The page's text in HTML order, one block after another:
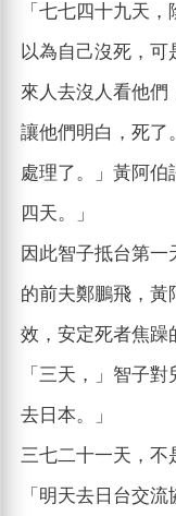
「七七四十九天
以為自己沒死，可
來人去沒人看他們
讓他們明白，死了
處理了。」黃阿伯
四天。」
因此智子抵台第
的前夫鄭鵬飛，黃
效，安定死者焦躁
「三天，」智子
去日本。」
三七二十一天，不
「明天去日台交